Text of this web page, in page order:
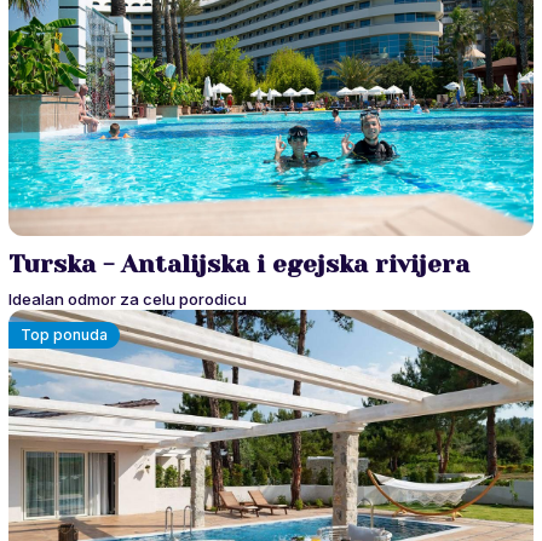
Turska - Antalijska i egejska rivijera
Idealan odmor za celu porodicu
Top ponuda